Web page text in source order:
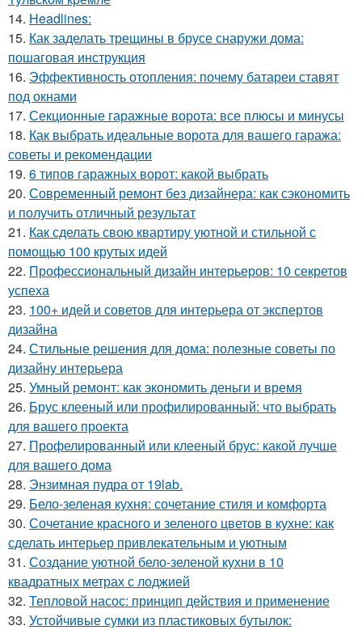
14. Headlines:
15. Как заделать трещины в брусе снаружи дома:
пошаговая инструкция
16. Эффективность отопления: почему батареи ставят
под окнами
17. Секционные гаражные ворота: все плюсы и минусы
18. Как выбрать идеальные ворота для вашего гаража:
советы и рекомендации
19. 6 типов гаражных ворот: какой выбрать
20. Современный ремонт без дизайнера: как сэкономить
и получить отличный результат
21. Как сделать свою квартиру уютной и стильной с
помощью 100 крутых идей
22. Профессиональный дизайн интерьеров: 10 секретов
успеха
23. 100+ идей и советов для интерьера от экспертов
дизайна
24. Стильные решения для дома: полезные советы по
дизайну интерьера
25. Умный ремонт: как экономить деньги и время
26. Брус клееный или профилированный: что выбрать
для вашего проекта
27. Профелированный или клееный брус: какой лучше
для вашего дома
28. Энзимная пудра от 19lab.
29. Бело-зеленая кухня: сочетание стиля и комфорта
30. Сочетание красного и зеленого цветов в кухне: как
сделать интерьер привлекательным и уютным
31. Создание уютной бело-зеленой кухни в 10
квадратных метрах с лоджией
32. Тепловой насос: принцип действия и применение
33. Устойчивые сумки из пластиковых бутылок: